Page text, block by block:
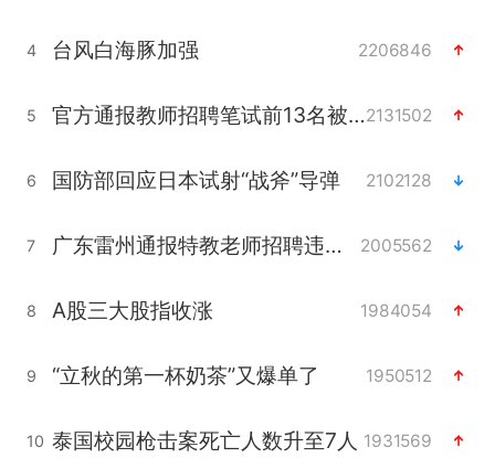
4 台风白海豚加强 2206846
5 官方通报教师招聘笔试前13名被淘汰2131502
6 国防部回应日本试射“战斧”导弹 2102128
7 广东雷州通报特教老师招聘违规事件 2005562
8 A股三大股指收涨 1984054
9 “立秋的第一杯奶茶”又爆单了 1950512
10 泰国校园枪击案死亡人数升至7人 1931569